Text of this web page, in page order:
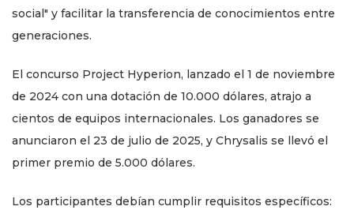
social" y facilitar la transferencia de conocimientos entre
generaciones.
El concurso Project Hyperion, lanzado el 1 de noviembre
de 2024 con una dotación de 10.000 dólares, atrajo a
cientos de equipos internacionales. Los ganadores se
anunciaron el 23 de julio de 2025, y Chrysalis se llevó el
primer premio de 5.000 dólares.
Los participantes debían cumplir requisitos específicos: